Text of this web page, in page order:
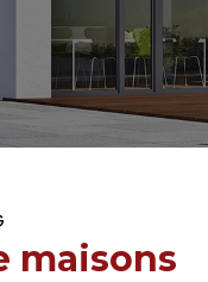
maisons